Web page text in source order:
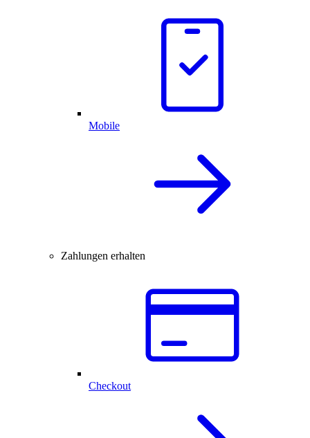
Mobile
Zahlungen erhalten
Checkout